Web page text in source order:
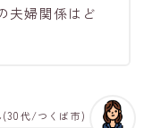
夫婦関係はど
(30代/つくば市)